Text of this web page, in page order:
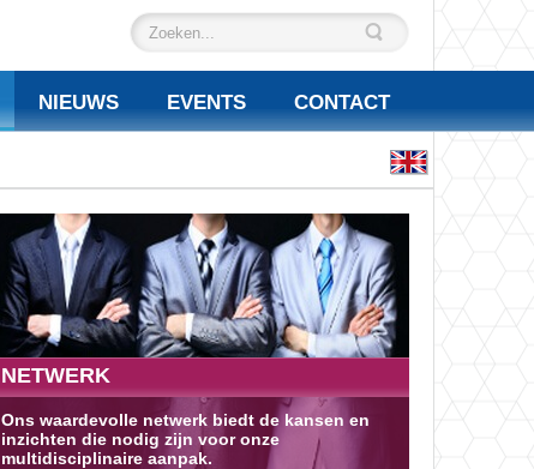
NIEUWS EVENTS CONTACT
NETWERK
Ons waardevolle netwerk biedt de kansen en
inzichten die nodig zijn voor onze
multidisciplinaire aanpak.